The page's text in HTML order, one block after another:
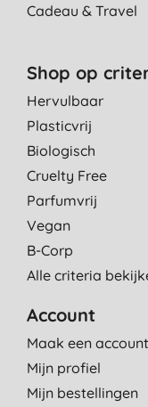
Cadeau & Travel
Shop op
Hervulbaar
Plasticvrij
Biologisch
Cruelty Free
Parfumvrij
Vegan
B-Corp
Alle criteria
Account
Maak een
Mijn profiel
Mijn bestellingen